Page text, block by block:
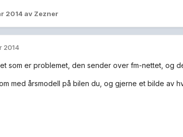
2014 av Zezner
2014
som er problemet, den sender over fm-nettet, og
med årsmodell på bilen du, og gjerne et bilde av